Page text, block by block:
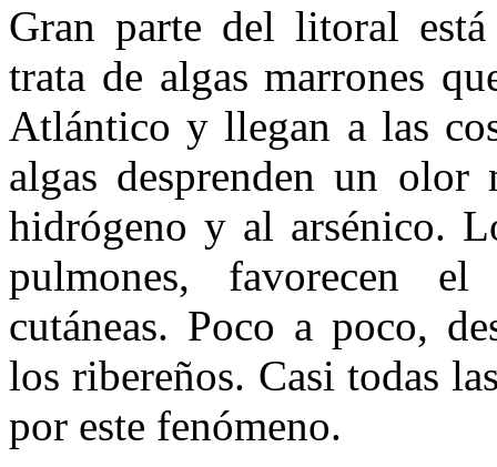
Gran parte del litoral
trata de algas marrones
Atlántico y llegan a las
algas desprenden un
hidrógeno y al arsénico.
pulmones, favorecen
cutáneas. Poco a poco,
los ribereños. Casi todas
por este fenómeno.